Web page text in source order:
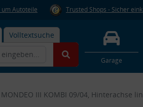
Autoteile Trusted Shops - Sicher
Volltextsuche
Garage
III KOMBI 09/04, Hinterachse